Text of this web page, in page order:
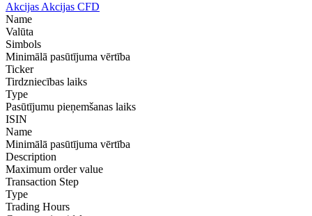
Akcijas Akcijas CFD
Name
Valūta
Simbols
Minimālā pasūtījuma vērtība
Ticker
Tirdzniecības laiks
Type
Pasūtījumu pieņemšanas laiks
ISIN
Name
Minimālā pasūtījuma vērtība
Description
Maximum order value
Transaction Step
Type
Trading Hours